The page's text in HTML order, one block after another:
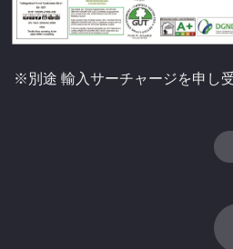
※別途 輸入サーチャージを申し